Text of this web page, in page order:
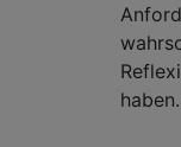
haben.